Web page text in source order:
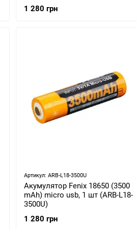
1 280 грн
Артикул: ARB-L18-3500U
Акумулятор Fenix 18650 (3500
mAh) micro usb, 1 шт (ARB-L18-
3500U)
1 280 грн